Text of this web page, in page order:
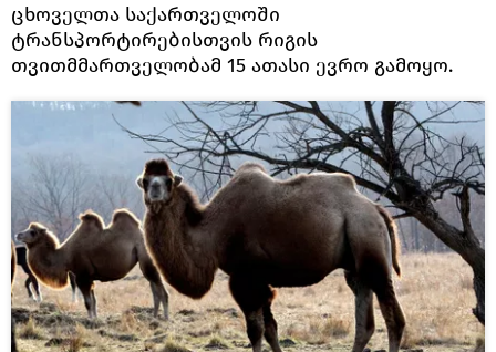
ცხოველთა საქართველოში
ტრანსპორტირებისთვის რიგის
თვითმმართველობამ 15 ათასი ევრო გამოყო.